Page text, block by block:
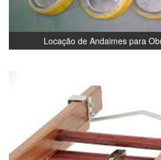
Locação de Andaimes para